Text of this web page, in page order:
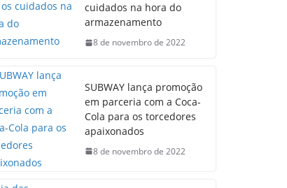
cuidados na hora do
armazenamento
8 de novembro de 2022
SUBWAY lança promoção
em parceria com a Coca-
Cola para os torcedores
apaixonados
8 de novembro de 2022